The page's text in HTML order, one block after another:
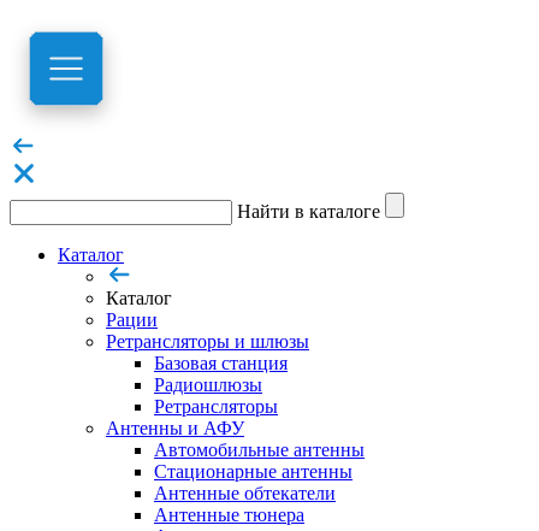
Найти в каталоге
Каталог
Каталог
Рации
Ретрансляторы и шлюзы
Базовая станция
Радиошлюзы
Ретрансляторы
Антенны и АФУ
Автомобильные антенны
Стационарные антенны
Антенные обтекатели
Антенные тюнера